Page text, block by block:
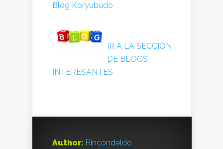
Blog Koryubudo
IR A LA SECCIÓN
DE BLOGS
INTERESANTES
Author: Rincondeldo